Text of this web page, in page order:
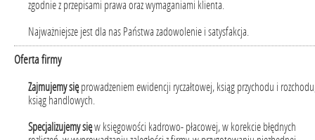
zgodnie z przepisami prawa oraz wymaganiami klienta.
Najważniejsze jest dla nas Państwa zadowolenie i satysfakcja.
Oferta firmy
Zajmujemy sięprowadzeniem ewidencji ryczałtowej, ksiąg przychodu i
ksiąg handlowych.
Specjalizujemy sięw księgowości kadrowo- płacowej, w korekcie błędnych